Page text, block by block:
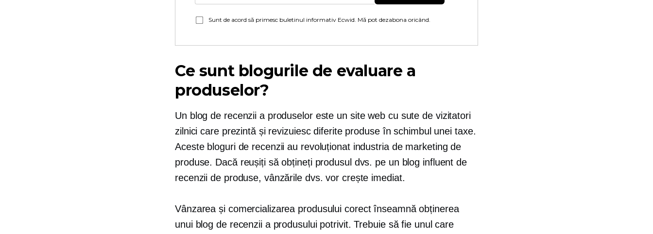
Sunt de acord să primesc buletinul informativ Ecwid. Mă pot dezabona oricând.
Ce sunt blogurile de evaluare a
produselor?
Un blog de recenzii a produselor este un site web cu sute de vizitatori
zilnici care prezintă și revizuiesc diferite produse în schimbul unei taxe.
Aceste bloguri de recenzii au revoluționat industria de marketing de
produse. Dacă reușiți să obțineți produsul dvs. pe un blog influent de
recenzii de produse, vânzările dvs. vor crește imediat.
Vânzarea și comercializarea produsului corect înseamnă obținerea
unui blog de recenzii a produsului potrivit. Trebuie să fie unul care